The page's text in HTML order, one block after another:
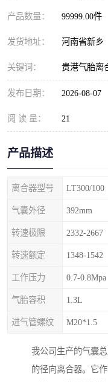
产品数量： 99999.00件
发货地址： 河南省新乡
关键词： 贵港气胎离
发布日期： 2026-08-07
阅 读 量： 21
产品描述
离合器型号 LT300/100
气囊外径 392mm
转速极限 2332-2667
转速额定 1348-1542
工作压力 0.7-0.8Mpa
气胎容积 1.3L
进气管螺纹 M20*1.5
我公司生产的气囊
的径向离合器。它